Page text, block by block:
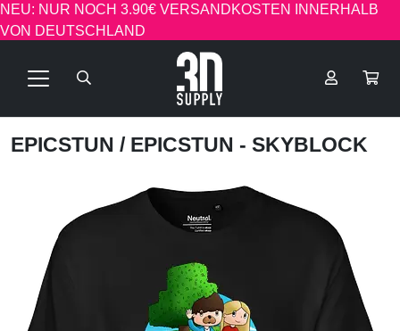
NEU: NUR NOCH 3.90€ VERSANDKOSTEN INNERHALB
VON DEUTSCHLAND
EPICSTUN / EPICSTUN - SKYBLOCK